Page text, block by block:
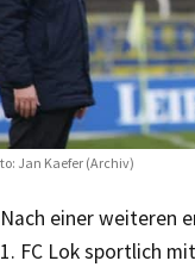
Jan Kaefer (Archiv)
Nach einer weiteren
1. FC Lok sportlich